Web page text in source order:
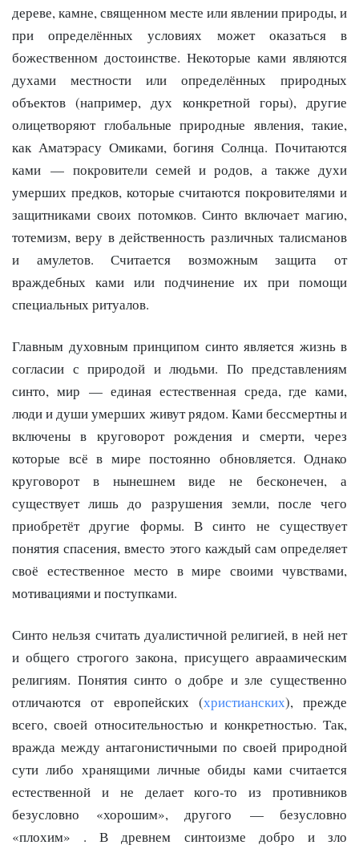
дереве, камне, священном месте или явлении природы, и
при определённых условиях может оказаться в
божественном достоинстве. Некоторые ками являются
духами местности или определённых природных
объектов (например, дух конкретной горы), другие
олицетворяют глобальные природные явления, такие,
как Аматэрасу Омиками, богиня Солнца. Почитаются
ками — покровители семей и родов, а также духи
умерших предков, которые считаются покровителями и
защитниками своих потомков. Синто включает магию,
тотемизм, веру в действенность различных талисманов
и амулетов. Считается возможным защита от
враждебных ками или подчинение их при помощи
специальных ритуалов.
Главным духовным принципом синто является жизнь в
согласии с природой и людьми. По представлениям
синто, мир — единая естественная среда, где ками,
люди и души умерших живут рядом. Ками бессмертны и
включены в круговорот рождения и смерти, через
которые всё в мире постоянно обновляется. Однако
круговорот в нынешнем виде не бесконечен, а
существует лишь до разрушения земли, после чего
приобретёт другие формы. В синто не существует
понятия спасения, вместо этого каждый сам определяет
своё естественное место в мире своими чувствами,
мотивациями и поступками.
Синто нельзя считать дуалистичной религией, в ней нет
и общего строгого закона, присущего авраамическим
религиям. Понятия синто о добре и зле существенно
отличаются от европейских (христианских), прежде
всего, своей относительностью и конкретностью. Так,
вражда между антагонистичными по своей природной
сути либо хранящими личные обиды ками считается
естественной и не делает кого-то из противников
безусловно «хорошим», другого — безусловно
«плохим» . В древнем синтоизме добро и зло